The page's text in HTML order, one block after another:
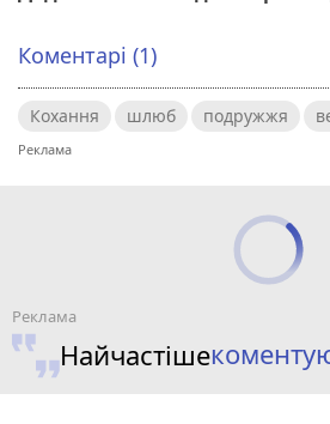
Коментарі (1)
Кохання шлюб подружжя
Найчастіше